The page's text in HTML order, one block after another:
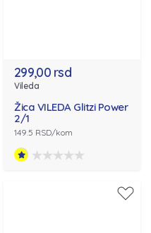
299,00 rsd
Vileda
Žica VILEDA Glitzi Power
2/1
149.5 RSD/kom